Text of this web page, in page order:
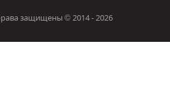
защищены © 2014 - 2026